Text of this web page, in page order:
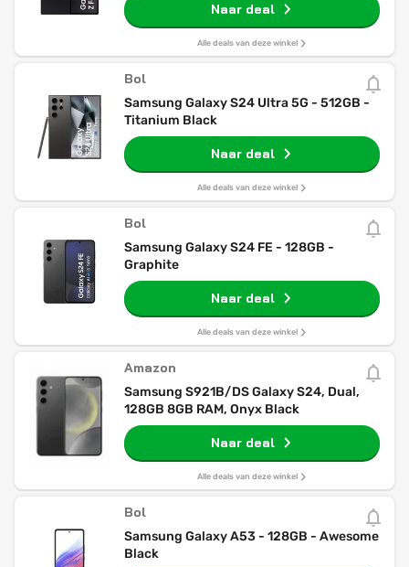
Naar deal
Alle deals van deze winkel
Bol
Samsung Galaxy S24 Ultra 5G - 512GB -
Titanium Black
Naar deal
Alle deals van deze winkel
Bol
Samsung Galaxy S24 FE - 128GB -
Graphite
Naar deal
Alle deals van deze winkel
Amazon
Samsung S921B/DS Galaxy S24, Dual,
128GB 8GB RAM, Onyx Black
Naar deal
Alle deals van deze winkel
Bol
Samsung Galaxy A53 - 128GB - Awesome
Black